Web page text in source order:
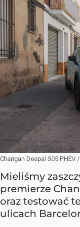
Changan Deepal S05 PHEV
Mieliśmy
premierze
oraz testować
ulicach